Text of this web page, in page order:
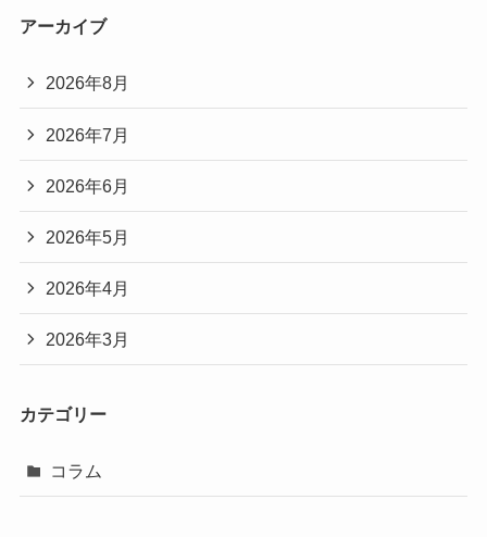
アーカイブ
2026年8月
2026年7月
2026年6月
2026年5月
2026年4月
2026年3月
カテゴリー
コラム